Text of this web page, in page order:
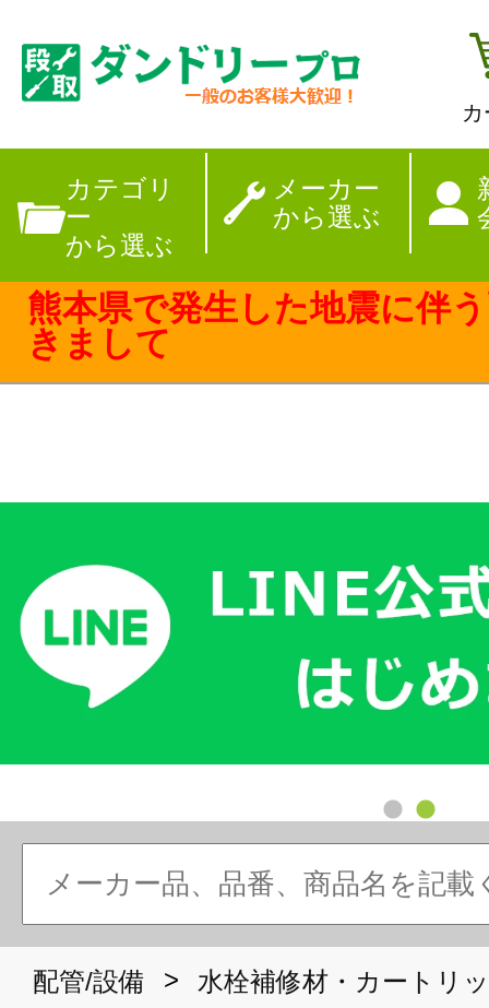
カテゴリ
ー
から選ぶ
メーカー
から選ぶ
【夏季休暇のお
熊本県で発生した地震に伴
きまして
配管/設備 >
水栓補修材・カートリ